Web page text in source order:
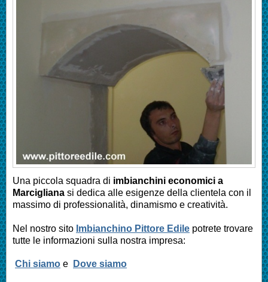
Una piccola squadra di imbianchini economici a
Marcigliana si dedica alle esigenze della clientela con il
massimo di professionalità, dinamismo e creatività.
Nel nostro sito Imbianchino Pittore Edile potrete trovare
tutte le informazioni sulla nostra impresa:
Chi siamo e Dove siamo